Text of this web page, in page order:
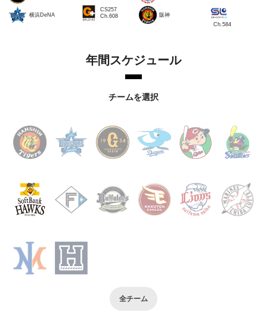
横浜DeNA
CS257
Ch.608
阪神
Ch.584
年間スケジュール
チームを選択
全チーム